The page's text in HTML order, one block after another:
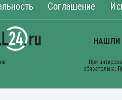
Соглашение